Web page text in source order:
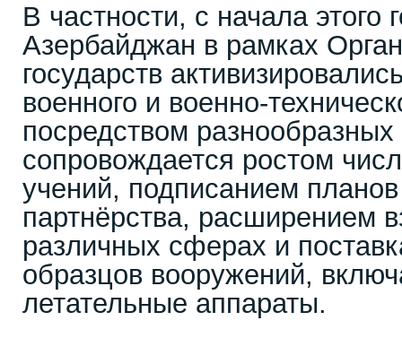
В частности, с начала этого
Азербайджан в рамках
государств
военного и военно-
посредством
сопровождается ростом
учений, подписанием планов
партнёрства, расширением
различных сферах и
образцов вооружений,
летательные аппараты.